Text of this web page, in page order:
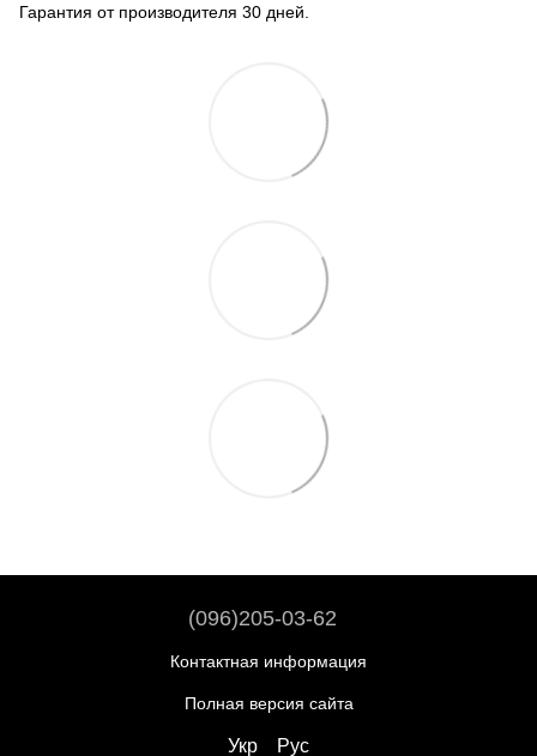
Гарантия от производителя 30 дней.
(096)205-03-62
Контактная информация
Полная версия сайта
Укр Рус